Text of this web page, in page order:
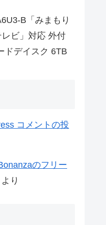
B「みまもり
ビ」対応 外付
ドデイスク 6TB
コメントの投
のフリー
より